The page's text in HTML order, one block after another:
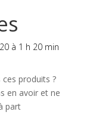
à 1 h 20 min
produits ?
en avoir et ne
part